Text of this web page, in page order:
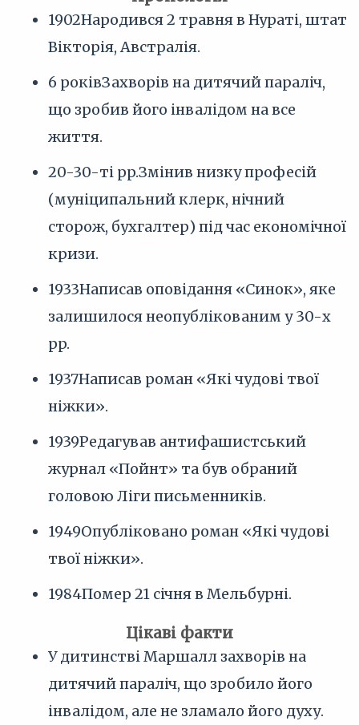
1902Народився 2 травня в Нураті, штат
Вікторія, Австралія.
6 роківЗахворів на дитячий параліч,
що зробив його інвалідом на все
життя.
20-30-ті pp.Змінив низку професій
(муніципальний клерк, нічний
сторож, бухгалтер) під час економічної
кризи.
1933Написав оповідання «Синок», яке
залишилося неопублікованим у 30-х
pp.
1937Написав роман «Які чудові твої
ніжки».
1939Редагував антифашистський
журнал «Пойнт» та був обраний
головою Ліги письменників.
1949Опубліковано роман «Які чудові
твої ніжки».
1984Помер 21 січня в Мельбурні.
Цікаві факти
У дитинстві Маршалл захворів на
дитячий параліч, що зробило його
інвалідом, але не зламало його духу.